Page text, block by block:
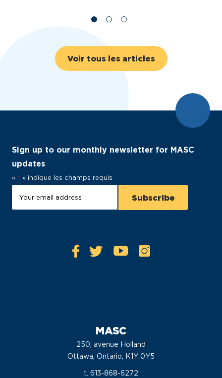
Voir tous les articles
Sign up to our monthly newsletter for MASC
updates
« * » indique les champs requis
MASC
250, avenue Holland
Ottawa, Ontario, K1Y 0Y5
t. 613-868-6272